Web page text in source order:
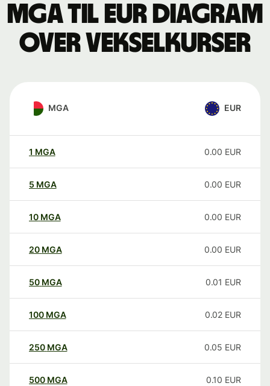
MGA til EUR Diagram
over vekselkurser
MGA EUR
1 MGA 0.00 EUR
5 MGA 0.00 EUR
10 MGA 0.00 EUR
20 MGA 0.00 EUR
50 MGA 0.01 EUR
100 MGA 0.02 EUR
250 MGA 0.05 EUR
500 MGA 0.10 EUR